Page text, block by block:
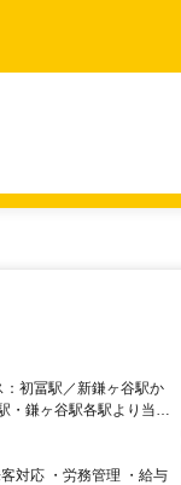
・鎌ヶ谷駅各駅より当院
対応 ・労務管理 ・給与